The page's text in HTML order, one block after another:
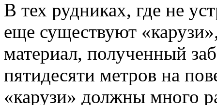
В тех рудниках, где не
еще существуют
материал, полученный
пятидесяти метров на
«карузи» должны много